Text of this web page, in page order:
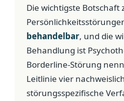
Die wichtigste Botschaft
behandelbar, und die
Behandlung ist
Borderline-Störung
Leitlinie vier
störungsspezifische